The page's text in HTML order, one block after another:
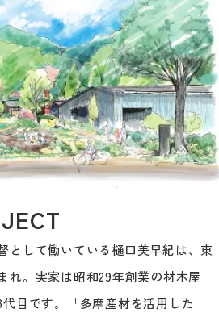
として働いている樋口美早紀は、東
れ。実家は昭和29年創業の材木屋
代目です。「多摩産材を活用した